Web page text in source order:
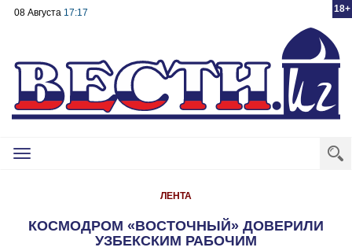
18+
08 Августа 17:17
Toggle
ЛЕНТА
КОСМОДРОМ «ВОСТОЧНЫЙ» ДОВЕРИЛИ
УЗБЕКСКИМ РАБОЧИМ